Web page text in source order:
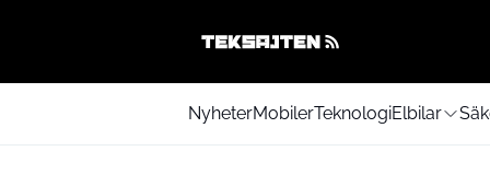
NyheterMobilerTeknologiElbilar